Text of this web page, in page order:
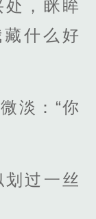
，眯眸
什么好
淡：“你
过一丝